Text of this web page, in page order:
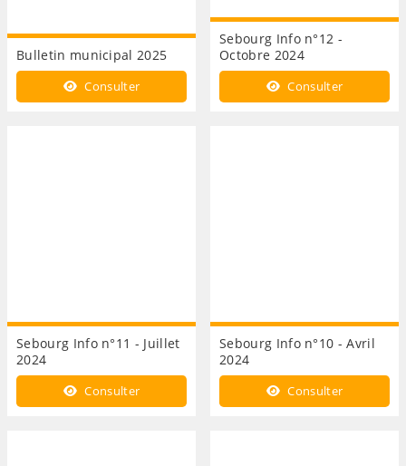
Bulletin municipal 2025
Consulter
Sebourg Info n°12 -
Octobre 2024
Consulter
Sebourg Info n°11 - Juillet
2024
Consulter
Sebourg Info n°10 - Avril
2024
Consulter